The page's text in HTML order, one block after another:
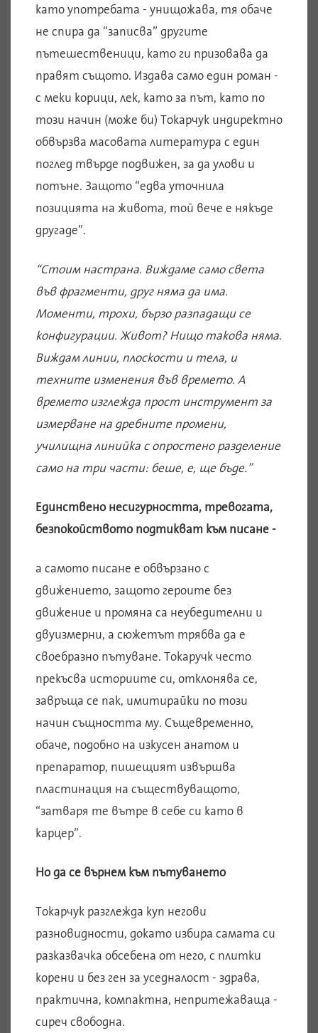
като употребата - унищожава, тя обаче
не спира да “записва” другите
пътешественици, като ги призовава да
правят същото. Издава само един роман -
с меки корици, лек, като за път, като по
този начин (може би) Токарчук индиректно
обвързва масовата литература с един
поглед твърде подвижен, за да улови и
потъне. Защото “едва уточнила
позицията на живота, той вече е някъде
другаде”.
“Стоим настрана. Виждаме само света
във фрагменти, друг няма да има.
Моменти, трохи, бързо разпадащи се
конфигурации. Живот? Нищо такова няма.
Виждам линии, плоскости и тела, и
техните изменения във времето. А
времето изглежда прост инструмент за
измерване на дребните промени,
училищна линийка с опростено разделение
само на три части: беше, е, ще бъде.”
Единствено несигурността, тревогата,
безпокойството подтикват към писане -
а самото писане е обвързано с
движението, защото героите без
движение и промяна са неубедителни и
двуизмерни, а сюжетът трябва да е
своебразно пътуване. Токаручк често
прекъсва историите си, отклонява се,
завръща се пак, имитирайки по този
начин същността му. Същевременно,
обаче, подобно на изкусен анатом и
препаратор, пишещият извършва
пластинация на съществуващото,
“затваря те вътре в себе си като в
карцер”.
Но да се върнем към пътуването
Токарчук разглежда куп негови
разновидности, докато избира самата си
разказвачка обсебена от него, с плитки
корени и без ген за уседналост - здрава,
практична, компактна, непритежаваща -
сиреч свободна.